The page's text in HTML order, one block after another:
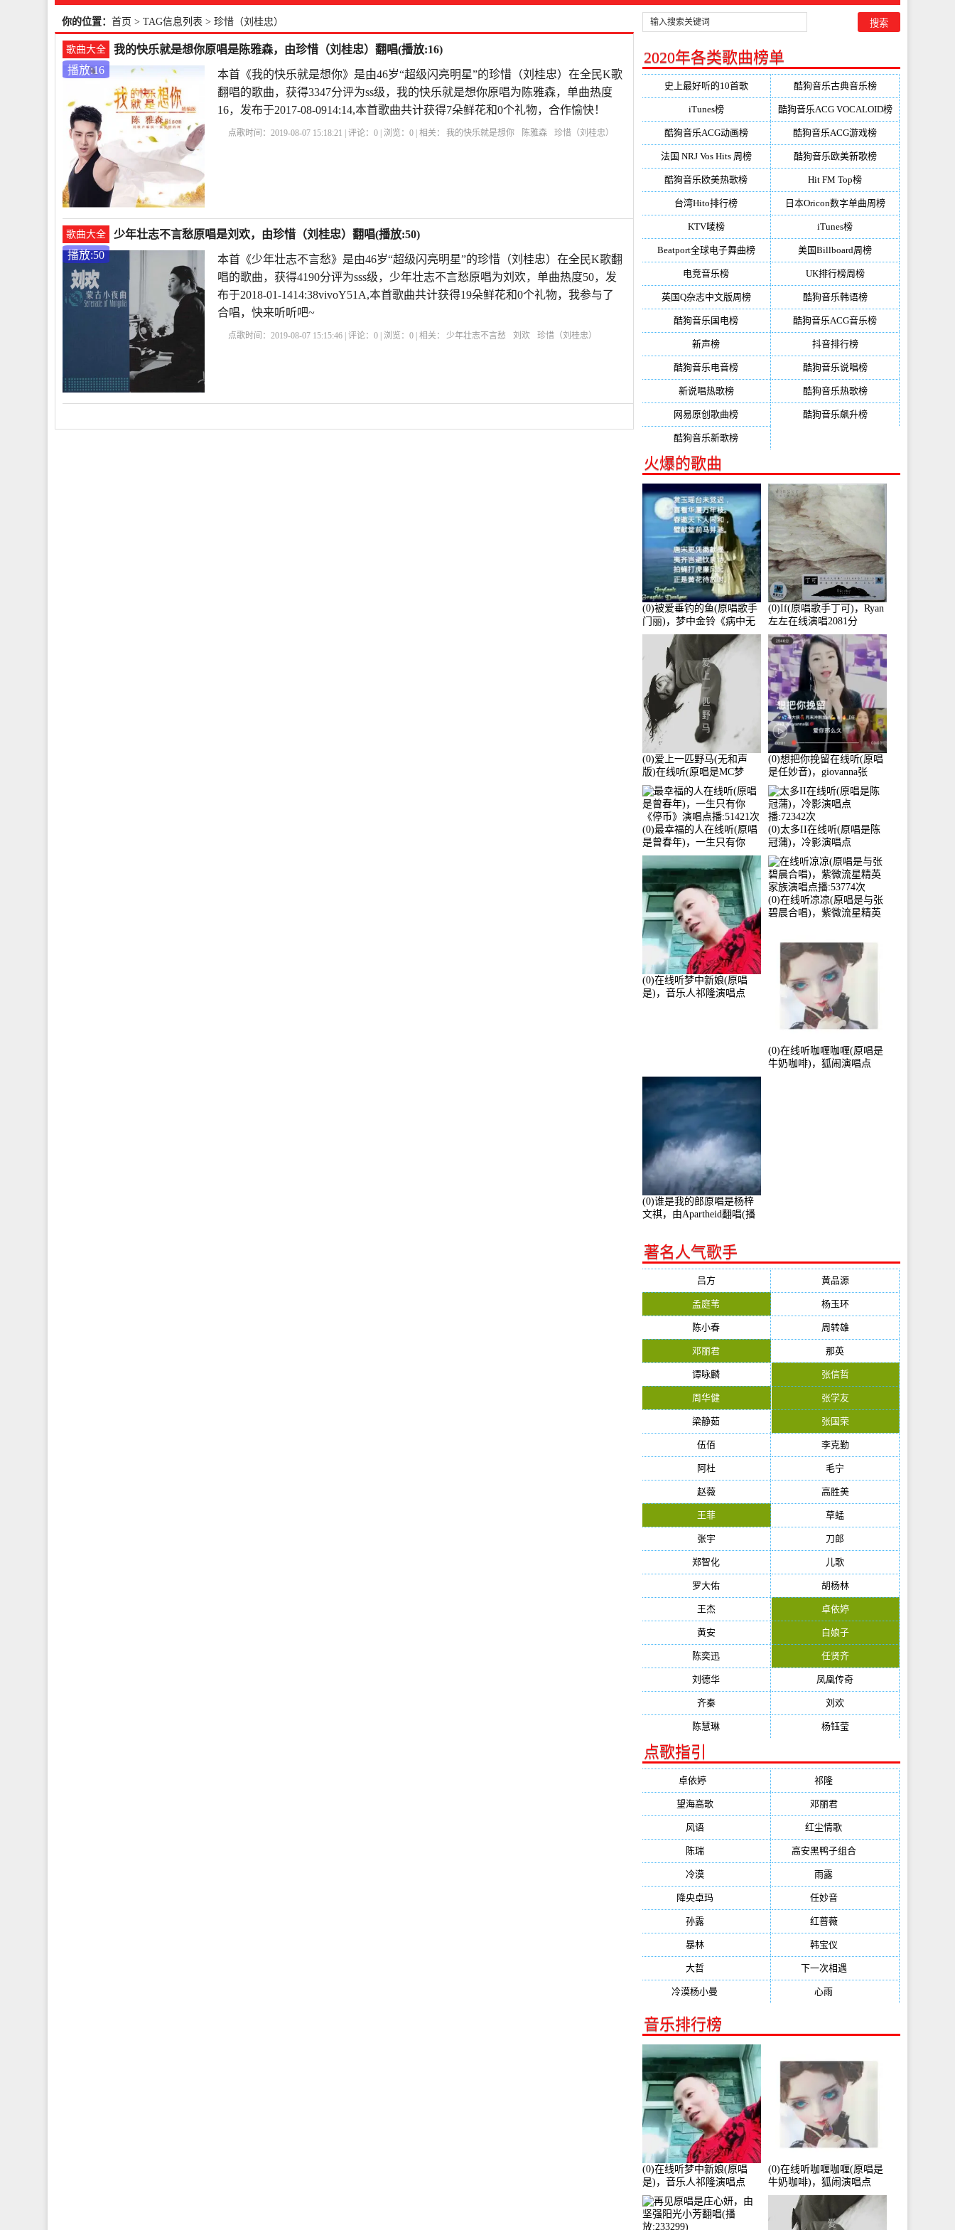
你的位置： 首页 > TAG信息列表 > 珍惜（刘桂忠）
歌曲大全
我的快乐就是想你原唱是陈雅森，由珍惜（刘桂忠）翻唱(播放:16)
播放:16
本首《我的快乐就是想你》是由46岁“超级闪亮明星”的珍惜（刘桂忠）在全民K歌
翻唱的歌曲，获得3347分评为ss级，我的快乐就是想你原唱为陈雅森，单曲热度
16，发布于2017-08-0914:14,本首歌曲共计获得7朵鲜花和0个礼物，合作愉快！
点歌时间：2019-08-07 15:18:21 | 评论：0 | 浏览：0 | 相关： 我的快乐就是想你 陈雅森 珍惜（刘桂忠）
歌曲大全
少年壮志不言愁原唱是刘欢，由珍惜（刘桂忠）翻唱(播放:50)
播放:50
本首《少年壮志不言愁》是由46岁“超级闪亮明星”的珍惜（刘桂忠）在全民K歌翻
唱的歌曲，获得4190分评为sss级，少年壮志不言愁原唱为刘欢，单曲热度50，发
布于2018-01-1414:38vivoY51A,本首歌曲共计获得19朵鲜花和0个礼物，我参与了
合唱，快来听听吧~
点歌时间：2019-08-07 15:15:46 | 评论：0 | 浏览：0 | 相关： 少年壮志不言愁 刘欢 珍惜（刘桂忠）
2020年各类歌曲榜单
史上最好听的10首歌 酷狗音乐古典音乐榜
iTunes榜 酷狗音乐ACG VOCALOID榜
酷狗音乐ACG动画榜 酷狗音乐ACG游戏榜
法国 NRJ Vos Hits 周榜 酷狗音乐欧美新歌榜
酷狗音乐欧美热歌榜 Hit FM Top榜
台湾Hito排行榜 日本Oricon数字单曲周榜
KTV唛榜 iTunes榜
Beatport全球电子舞曲榜 美国Billboard周榜
电竞音乐榜 UK排行榜周榜
英国Q杂志中文版周榜 酷狗音乐韩语榜
酷狗音乐国电榜 酷狗音乐ACG音乐榜
新声榜 抖音排行榜
酷狗音乐电音榜 酷狗音乐说唱榜
新说唱热歌榜 酷狗音乐热歌榜
网易原创歌曲榜 酷狗音乐飙升榜
酷狗音乐新歌榜
火爆的歌曲
(0)被爱垂钓的鱼(原唱歌手
门丽)，梦中金铃《病中无
法回复大家》在线演唱
3586分
(0)If(原唱歌手丁可)，Ryan
左左在线演唱2081分
(0)爱上一匹野马(无和声
版)在线听(原唱是MC梦
柯)，冰鑫Asce演唱点
播:178815次
(0)想把你挽留在线听(原唱
是任妙音)，giovanna张
【任96】演唱点播:60173次
(0)最幸福的人在线听(原唱
是曾春年)，一生只有你
《停币》演唱点播:51421次
(0)太多II在线听(原唱是陈
冠蒲)，冷影演唱点
播:72342次
(0)在线听梦中新娘(原唱
是)，音乐人祁隆演唱点
(0)在线听凉凉(原唱是与张
碧晨合唱)，紫微流星精英
(0)在线听咖喱咖喱(原唱是
牛奶咖啡)，狐闹演唱点
(0)谁是我的郎原唱是杨梓
文祺，由Apartheid翻唱(播
著名人气歌手
吕方 黄品源
孟庭苇 杨玉环
陈小春 周转雄
邓丽君 那英
谭咏麟 张信哲
周华健 张学友
梁静茹 张国荣
伍佰 李克勤
阿杜 毛宁
赵薇 高胜美
王菲 草蜢
张宇 刀郎
郑智化 儿歌
罗大佑 胡杨林
王杰 卓依婷
黄安 白娘子
陈奕迅 任贤齐
刘德华 凤凰传奇
齐秦 刘欢
陈慧琳 杨钰莹
点歌指引
卓依婷(1378) 祁隆
望海高歌(601) 邓丽君(555)
风语(543) 红尘情歌
陈瑞(459) 高安黑鸭子组合(388)
冷漠(355) 雨露
降央卓玛(347) 任妙音(321)
孙露(321) 红蔷薇(311)
暴林(304) 韩宝仪
大哲(247) 下一次相遇
冷漠杨小曼 心雨
音乐排行榜
(0)在线听梦中新娘(原唱
是)，音乐人祁隆演唱点
播:2713192次
(0)在线听咖喱咖喱(原唱是
牛奶咖啡)，狐闹演唱点
播:287579次